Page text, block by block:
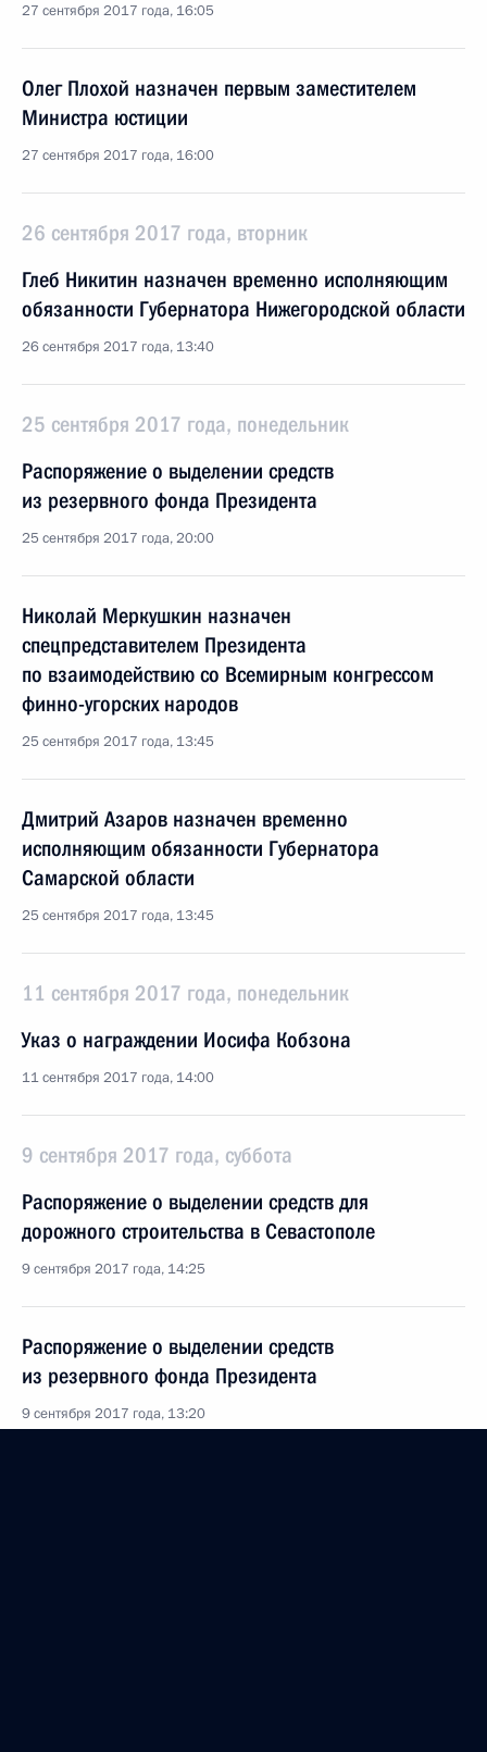
27 сентября 2017 года, 16:05
Олег Плохой назначен первым заместителем
Министра юстиции
27 сентября 2017 года, 16:00
26 сентября 2017 года, вторник
Глеб Никитин назначен временно исполняющим
обязанности Губернатора Нижегородской области
26 сентября 2017 года, 13:40
25 сентября 2017 года, понедельник
Распоряжение о выделении средств
из резервного фонда Президента
25 сентября 2017 года, 20:00
Николай Меркушкин назначен
спецпредставителем Президента
по взаимодействию со Всемирным конгрессом
финно-угорских народов
25 сентября 2017 года, 13:45
Дмитрий Азаров назначен временно
исполняющим обязанности Губернатора
Самарской области
25 сентября 2017 года, 13:45
11 сентября 2017 года, понедельник
Указ о награждении Иосифа Кобзона
11 сентября 2017 года, 14:00
9 сентября 2017 года, суббота
Распоряжение о выделении средств для
дорожного строительства в Севастополе
9 сентября 2017 года, 14:25
Распоряжение о выделении средств
из резервного фонда Президента
9 сентября 2017 года, 13:20